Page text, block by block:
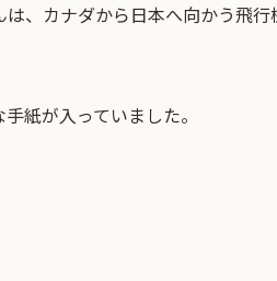
、カナダから日本へ向かう飛
紙が入っていました。